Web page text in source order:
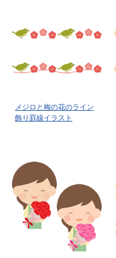
メジロと梅の花のライン
飾り罫線イラスト